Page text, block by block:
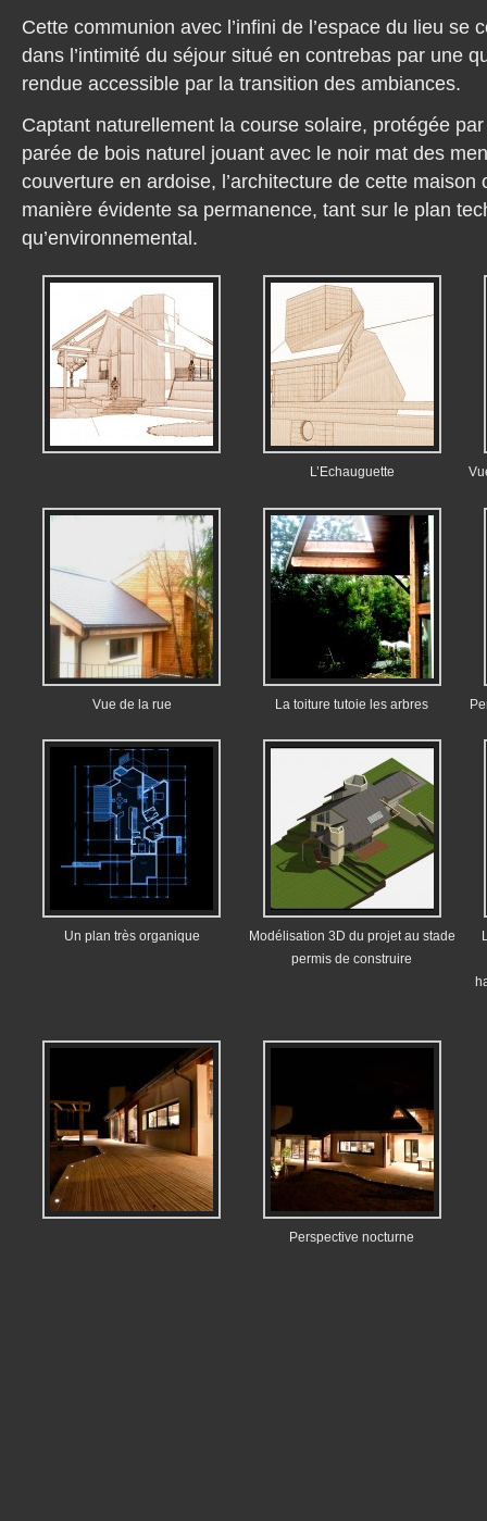
Cette communion avec l’infini de l’espace du lieu se
dans l’intimité du séjour situé en contrebas par une
rendue accessible par la transition des ambiances.
Captant naturellement la course solaire, protégée
parée de bois naturel jouant avec le noir mat des
couverture en ardoise, l’architecture de cette maison
manière évidente sa permanence, tant sur le plan
qu’environnemental.
L’Echauguette
Vue de la rue La toiture tutoie les arbres
Un plan très organique
Modélisation 3D du projet au stade
permis de construire
Perspective nocturne